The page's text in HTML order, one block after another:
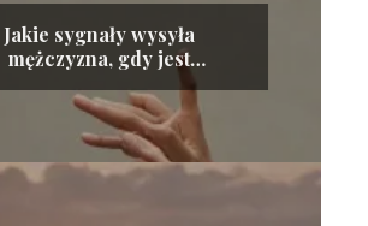
Jakie sygnały wysyła
mężczyzna, gdy jest
zainteresowany kobietą